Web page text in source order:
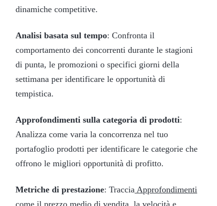
dinamiche competitive.
Analisi basata sul tempo: Confronta il
comportamento dei concorrenti durante le stagioni
di punta, le promozioni o specifici giorni della
settimana per identificare le opportunità di
tempistica.
Approfondimenti sulla categoria di prodotti:
Analizza come varia la concorrenza nel tuo
portafoglio prodotti per identificare le categorie che
offrono le migliori opportunità di profitto.
Metriche di prestazione: Traccia Approfondimenti
come il prezzo medio di vendita, la velocità e